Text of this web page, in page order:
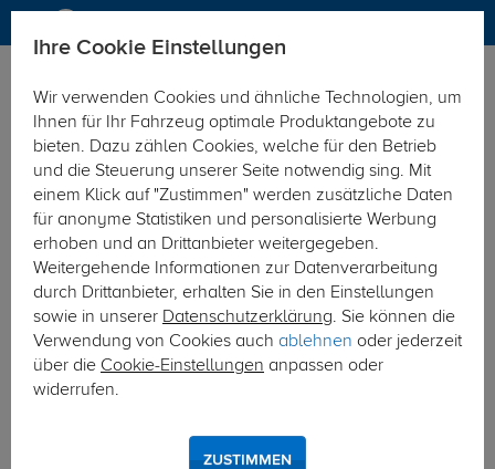
Hier geht's zur Fahrzeugübersicht: Ford Transit Kasten/Bus
Ihre Cookie Einstellungen
Wir verwenden Cookies und ähnliche Technologien, um
Ihnen für Ihr Fahrzeug optimale Produktangebote zu
bieten. Dazu zählen Cookies, welche für den Betrieb
und die Steuerung unserer Seite notwendig sing. Mit
einem Klick auf "Zustimmen" werden zusätzliche Daten
für anonyme Statistiken und personalisierte Werbung
erhoben und an Drittanbieter weitergegeben.
Weitergehende Informationen zur Datenverarbeitung
durch Drittanbieter, erhalten Sie in den Einstellungen
sowie in unserer Datenschutzerklärung. Sie können die
Verwendung von Cookies auch ablehnen oder jederzeit
über die Cookie-Einstellungen anpassen oder
widerrufen.
ZUSTIMMEN